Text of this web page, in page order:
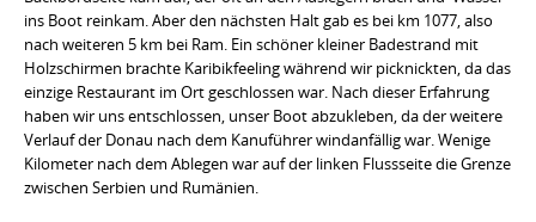
ins Boot reinkam. Aber den nächsten Halt gab es bei km 1077, also
nach weiteren 5 km bei Ram. Ein schöner kleiner Badestrand mit
Holzschirmen brachte Karibikfeeling während wir picknickten, da das
einzige Restaurant im Ort geschlossen war. Nach dieser Erfahrung
haben wir uns entschlossen, unser Boot abzukleben, da der weitere
Verlauf der Donau nach dem Kanuführer windanfällig war. Wenige
Kilometer nach dem Ablegen war auf der linken Flussseite die Grenze
zwischen Serbien und Rumänien.